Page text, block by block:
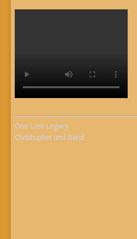
One Last Legacy
Christopher und Band